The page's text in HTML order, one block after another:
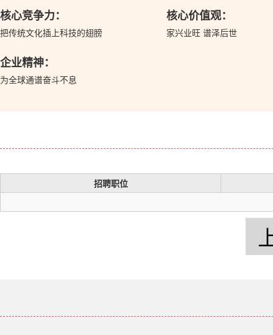
核心竞争力：
把传统文化插上科技的翅膀
企业精神：
为全球通谱奋斗不息
核心价值观：
家兴业旺 谱泽后世
招聘职位